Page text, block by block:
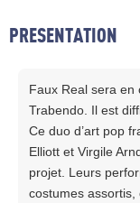
PRESENTATION
Faux Real sera en
Trabendo. Il est
Ce duo d’art pop
Elliott et Virgile
projet. Leurs
costumes